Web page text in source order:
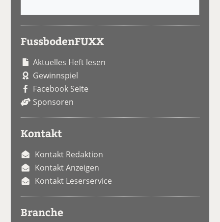
FussbodenFUXX
Aktuelles Heft lesen
Gewinnspiel
Facebook Seite
Sponsoren
Kontakt
Kontakt Redaktion
Kontakt Anzeigen
Kontakt Leserservice
Branche